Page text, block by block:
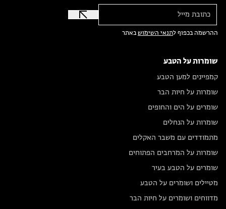
ההרשמה בכפוף לתנאי השימושבאתר
שומרות על הטבע
קמפיינים למען הטבע
שומרות על חיות הבר
שומרים על הים והחופים
שומרות על הנחלים
מתמודדים עם משבר האקלים
שומרות על המרחבים הפתוחים
שומרים על הטבע בעיר
מטיילים ושומרים על הטבע
מדווחים ושומרים על חיות הבר